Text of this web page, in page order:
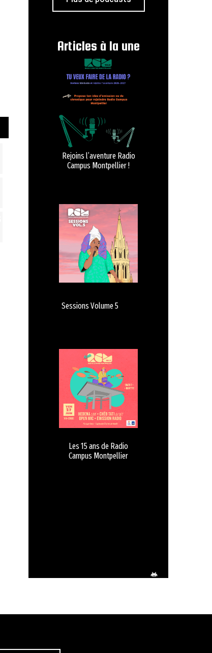
Articles à la une
Rejoins l’aventure Radio
Campus Montpellier !
Sessions Volume 5
Les 15 ans de Radio
Campus Montpellier